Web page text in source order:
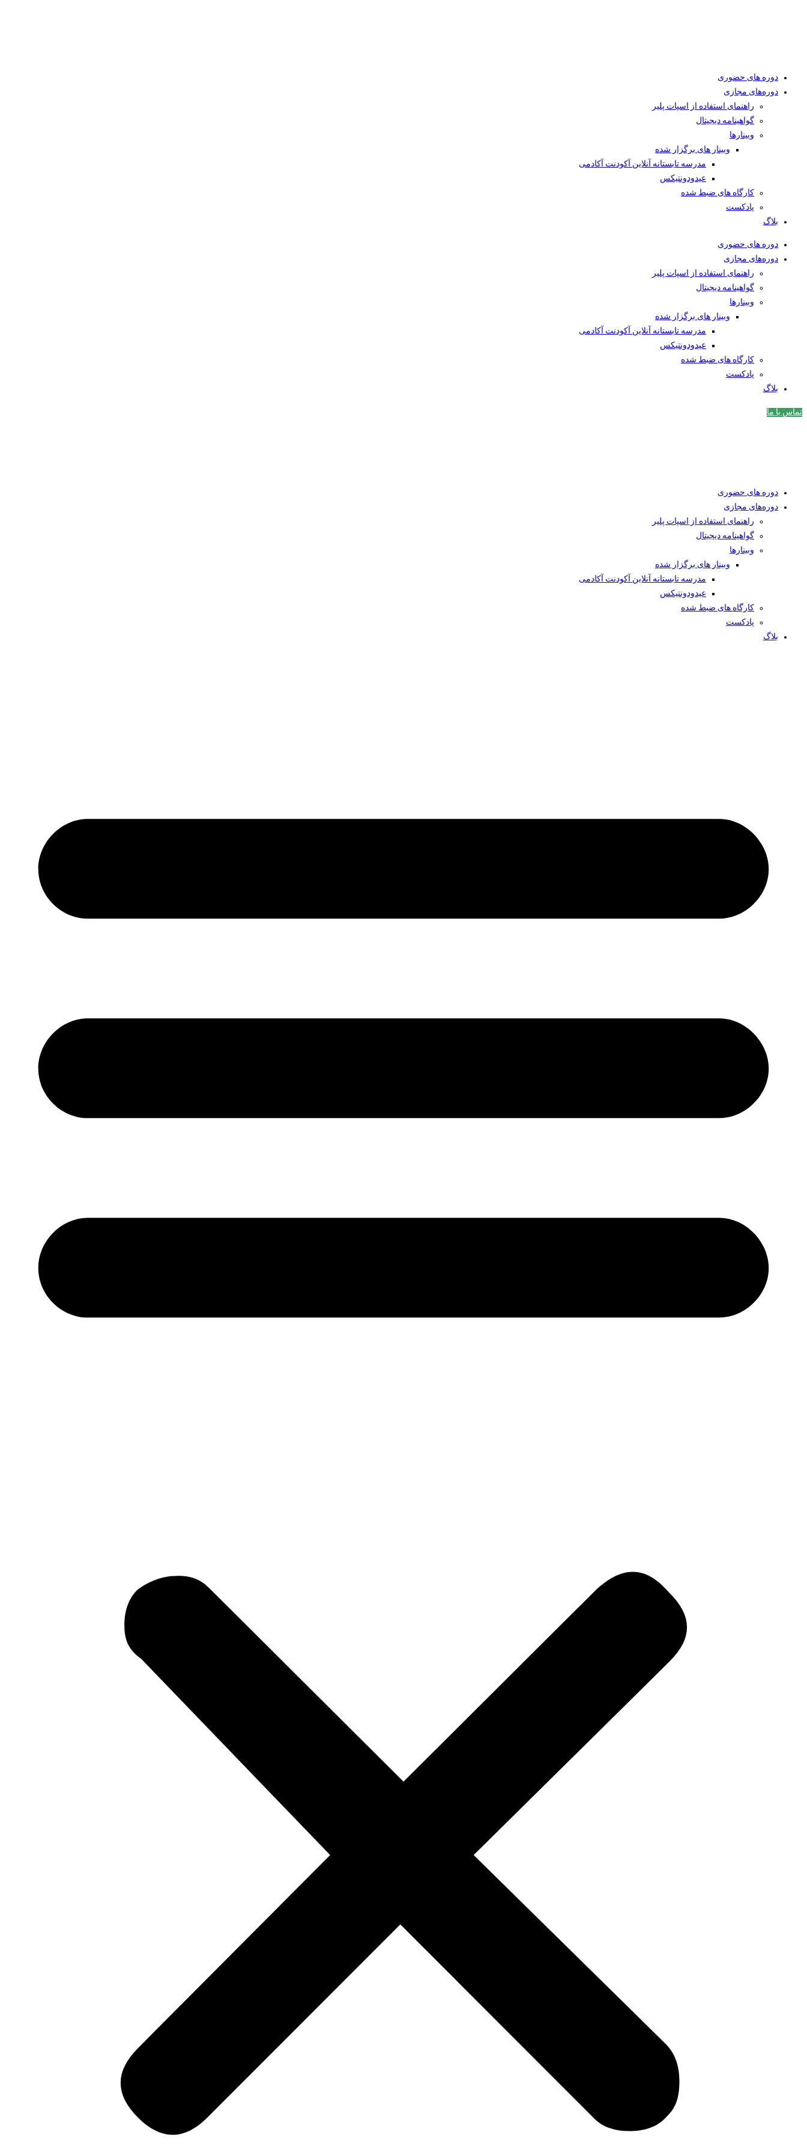
دوره های حضوری
دوره‌های مجازی
راهنمای استفاده از اسپات پلیر
گواهینامه دیجیتال
وبینار‌ها
وبینار های برگزار شده
مدرسه تابستانه آنلاین آکودنت آکادمی
عیدودونتیکس
کارگاه های ضبط شده
پادکست
بلاگ
دوره های حضوری
دوره‌های مجازی
راهنمای استفاده از اسپات پلیر
گواهینامه دیجیتال
وبینار‌ها
وبینار های برگزار شده
مدرسه تابستانه آنلاین آکودنت آکادمی
عیدودونتیکس
کارگاه های ضبط شده
پادکست
بلاگ
تماس با ما
دوره های حضوری
دوره‌های مجازی
راهنمای استفاده از اسپات پلیر
گواهینامه دیجیتال
وبینار‌ها
وبینار های برگزار شده
مدرسه تابستانه آنلاین آکودنت آکادمی
عیدودونتیکس
کارگاه های ضبط شده
پادکست
بلاگ